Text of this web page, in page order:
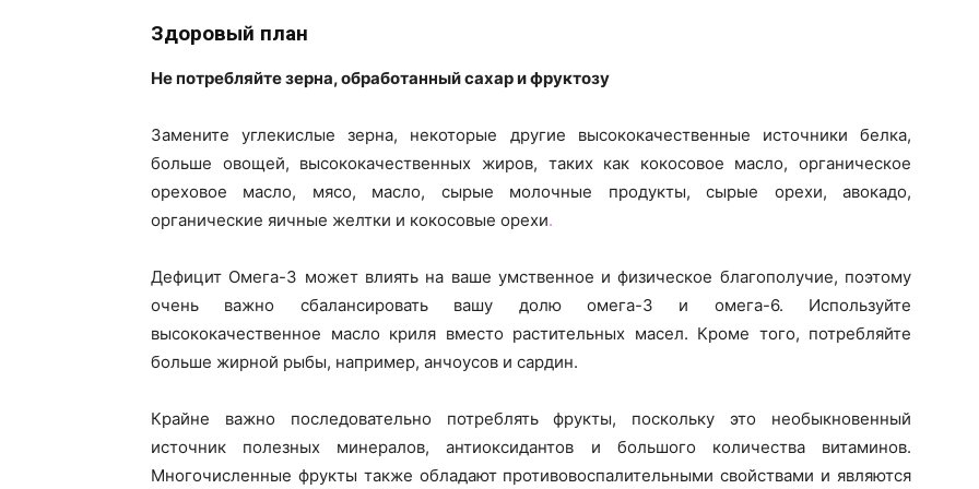
Здоровый план
Не потребляйте зерна, обработанный сахар и фруктозу
Замените углекислые зерна, некоторые другие высококачественные источники белка,
больше овощей, высококачественных жиров, таких как кокосовое масло, органическое
ореховое масло, мясо, масло, сырые молочные продукты, сырые орехи, авокадо,
органические яичные желтки и кокосовые орехи.
Дефицит Омега-3 может влиять на ваше умственное и физическое благополучие, поэтому
очень важно сбалансировать вашу долю омега-3 и омега-6. Используйте
высококачественное масло криля вместо растительных масел. Кроме того, потребляйте
больше жирной рыбы, например, анчоусов и сардин.
Крайне важно последовательно потреблять фрукты, поскольку это необыкновенный
источник полезных минералов, антиоксидантов и большого количества витаминов.
Многочисленные фрукты также обладают противовоспалительными свойствами и являются